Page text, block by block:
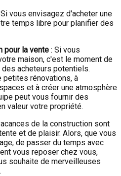
vous envisagez d'acheter une
temps libre pour planifier des
pour la vente : Si vous
maison, c'est le moment de
acheteurs potentiels.
rénovations, à
et à créer une atmosphère
peut vous fournir des
valeur votre propriété.
de la construction sont
et de plaisir. Alors, que vous
de passer du temps avec
vous reposer chez vous,
souhaite de merveilleuses